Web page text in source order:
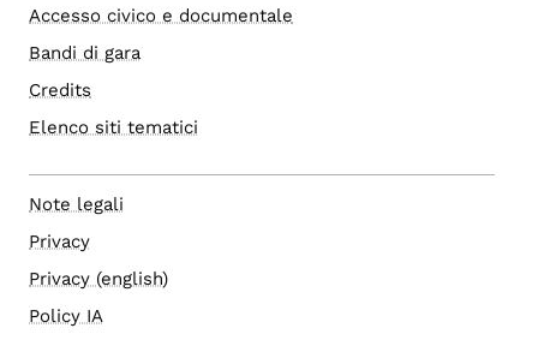
Accesso civico e documentale
Bandi di gara
Credits
Elenco siti tematici
Note legali
Privacy
Privacy (english)
Policy IA